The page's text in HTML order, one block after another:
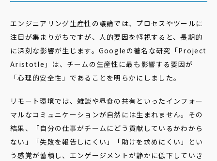
エンジニアリング生産性の議論では、プロセスやツールに
注目が集まりがちですが、人的要因を軽視すると、長期的
に深刻な影響が生じます。Googleの著名な研究「Project
Aristotle」は、チームの生産性に最も影響する要因が
「心理的安全性」であることを明らかにしました。
リモート環境では、雑談や昼食の共有といったインフォー
マルなコミュニケーションが自然には生まれません。その
結果、「自分の仕事がチームにどう貢献しているかわから
ない」「失敗を報告しにくい」「助けを求めにくい」とい
う感覚が蓄積し、エンゲージメントが静かに低下していき